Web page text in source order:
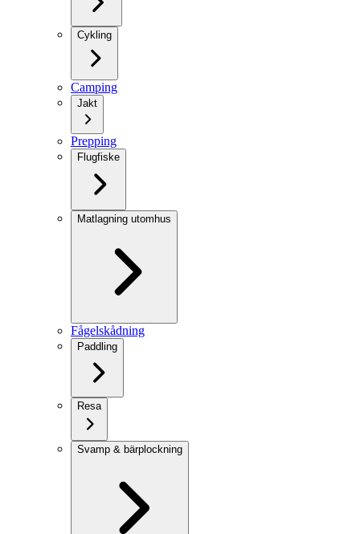
Cykling
Camping
Jakt
Prepping
Flugfiske
Matlagning utomhus
Fågelskådning
Paddling
Resa
Svamp & bärplockning